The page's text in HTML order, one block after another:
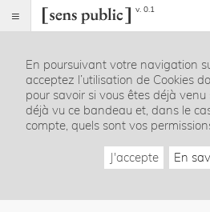
v. 0.1
Index
Article
Table
des
En poursuivant votre navigation
acceptez l’utilisation de Cookies
pour savoir si vous êtes déjà venu
déjà vu ce bandeau et, dans le
compte, quels sont vos
J'accepte En